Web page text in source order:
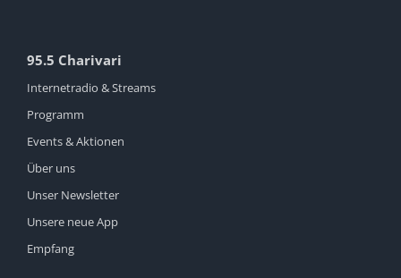
95.5 Charivari
Internetradio & Streams
Programm
Events & Aktionen
Über uns
Unser Newsletter
Unsere neue App
Empfang